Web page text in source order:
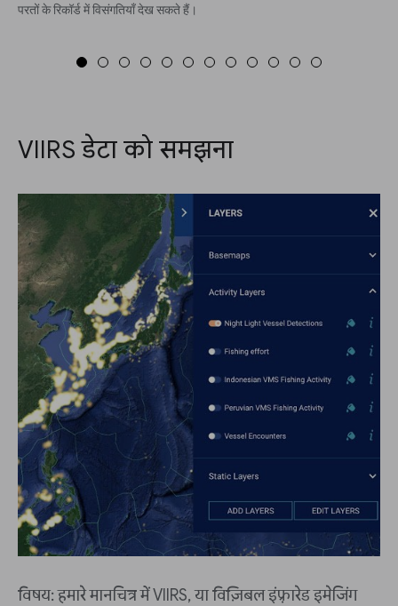
परतों के रिकॉर्ड में विसंगतियाँ देख सकते हैं।
VIIRS डेटा को समझना
विषय: हमारे मानचित्र में VIIRS, या विज़िबल इंफ़्रारेड इमेजिंग